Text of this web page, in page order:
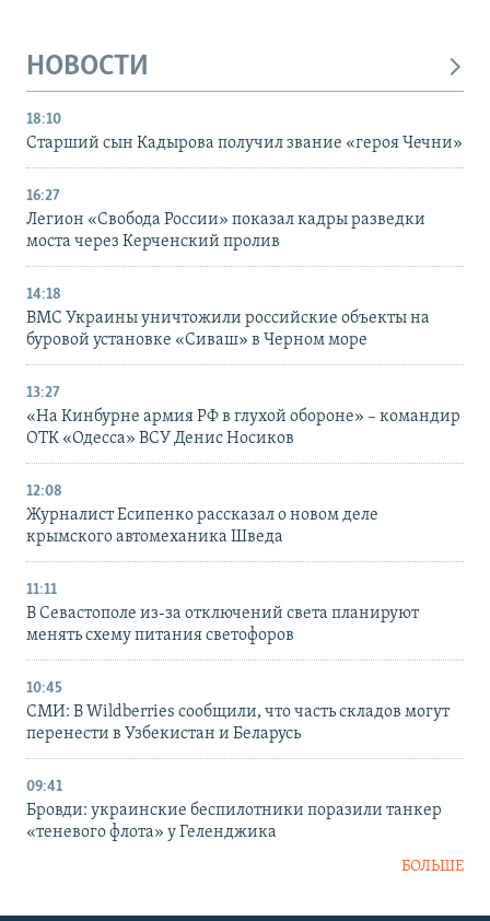
НОВОСТИ
18:10
Старший сын Кадырова получил звание «героя Чечни»
16:27
Легион «Свобода России» показал кадры разведки
моста через Керченский пролив
14:18
ВМС Украины уничтожили российские объекты на
буровой установке «Сиваш» в Черном море
13:27
«На Кинбурне армия РФ в глухой обороне» – командир
ОТК «Одесса» ВСУ Денис Носиков
12:08
Журналист Есипенко рассказал о новом деле
крымского автомеханика Шведа
11:11
В Севастополе из-за отключений света планируют
менять схему питания светофоров
10:45
СМИ: В Wildberries сообщили, что часть складов могут
перенести в Узбекистан и Беларусь
09:41
Бровди: украинские беспилотники поразили танкер
«теневого флота» у Геленджика
БОЛЬШЕ